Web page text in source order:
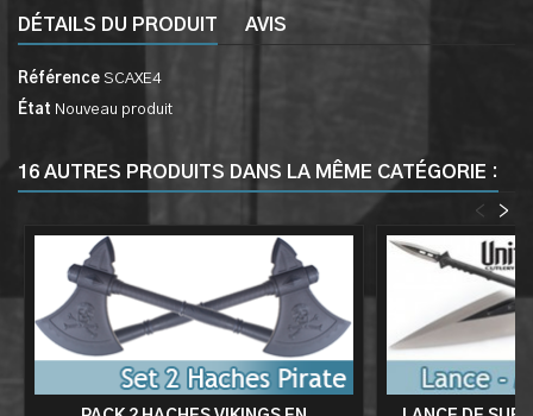
DÉTAILS DU PRODUIT AVIS
Référence SCAXE4
État Nouveau produit
16 AUTRES PRODUITS DANS LA MÊME CATÉGORIE :
>
<